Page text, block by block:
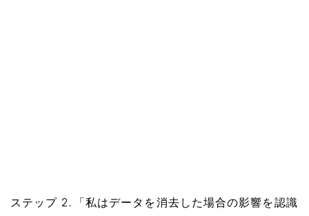
ステップ 2. 「私はデータを消去した場合の影響を認識